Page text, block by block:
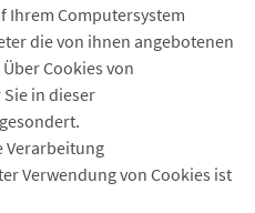
Ihrem Computersystem
die von ihnen angebotenen
Cookies von
in dieser
Verarbeitung
Verwendung von Cookies ist